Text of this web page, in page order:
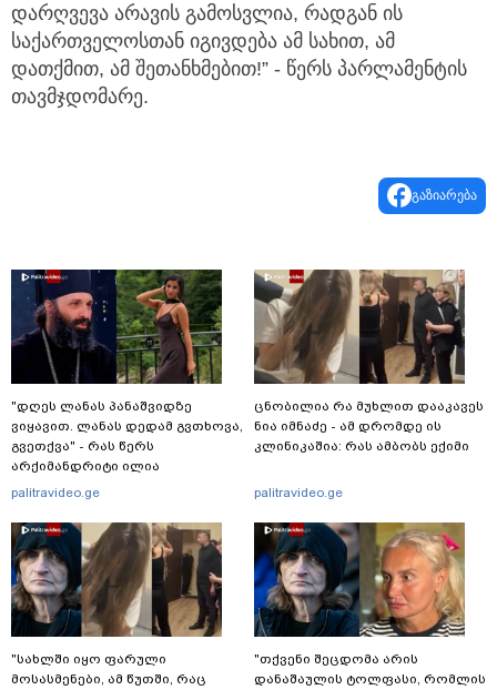
დარღვევა არავის გამოსვლია, რადგან ის
საქართველოსთან იგივდება ამ სახით, ამ
დათქმით, ამ შეთანხმებით!” - წერს პარლამენტის
თავმჯდომარე.
გაზიარება
"დღეს ლანას პანაშვიდზე
ვიყავით. ლანას დედამ გვთხოვა,
გვეთქვა" - რას წერს
არქიმანდრიტი ილია
თოლორაია სოციალურ
palitravideo.ge
"სახლში იყო ფარული
მოსასმენები, ამ წუთში, რაც
ცნობილია რა მუხლით დააკავეს
ნია იმნაძე - ამ დრომდე ის
კლინიკაშია: რას ამბობს ექიმი
palitravideo.ge
"თქვენი შეცდომა არის
დანაშაულის ტოლფასი, რომ­ლის